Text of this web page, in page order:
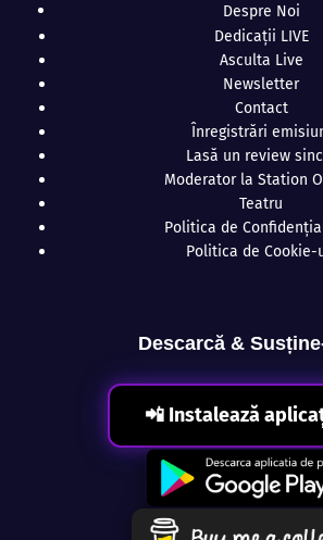
Despre Noi
Dedicații LIVE
Asculta Live
Newsletter
Contact
Înregistrări
Lasă un review
Moderator la Station
Teatru
Politica de
Politica de Cookie-
Descarcă &
📲 Instalează